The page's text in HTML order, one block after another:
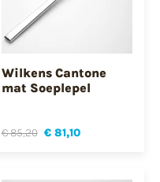
Wilkens Cantone
mat Soeplepel
€ 85,20 € 81,10